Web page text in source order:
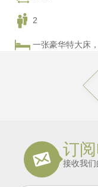
2
一张豪华特大床
订
接收我